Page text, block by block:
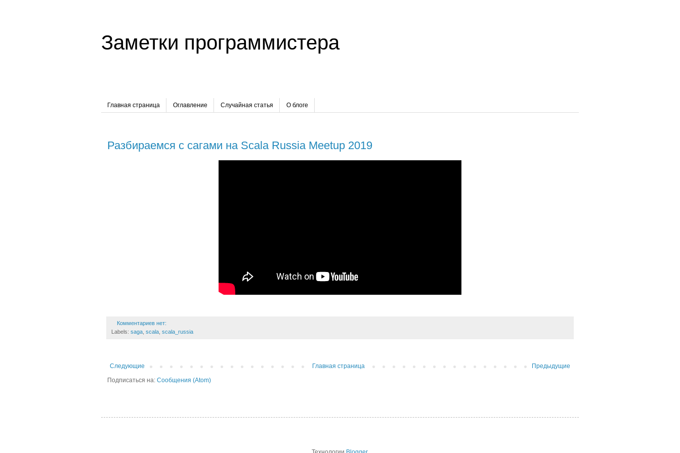
Заметки программистера
Главная страница Оглавление Случайная статья О блоге
Разбираемся с сагами на Scala Russia Meetup 2019
Комментариев нет:
Labels: saga scala scala_russia
Следующие Предыдущие
Главная страница
Подписаться на: Сообщения (Atom)